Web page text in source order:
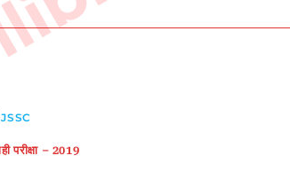
JSSC
परीक्षा – 2019